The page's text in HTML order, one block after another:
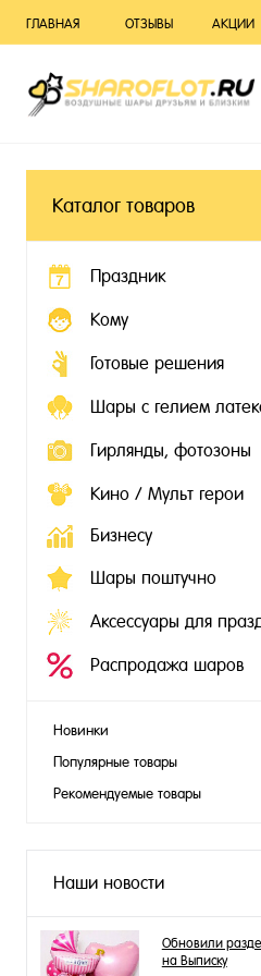
ГЛАВНАЯ ОТЗЫВЫ АКЦИИ
Каталог товаров
Праздник
Кому
Готовые решения
Шары с гелием
Гирлянды, фотозоны
Кино / Мульт герои
Бизнесу
Шары поштучно
Аксессуары для
Распродажа шаров
Новинки
Популярные товары
Рекомендуемые товары
Наши новости
Обновили
на Выписку